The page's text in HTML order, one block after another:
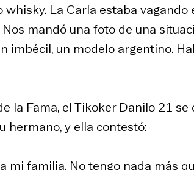
La Carla estaba vagando
mandó una foto de una
imbécil, un modelo argentino.
la Fama, el Tikoker Danilo 21 se
hermano, y ella contestó:
mi familia. No tengo nada más